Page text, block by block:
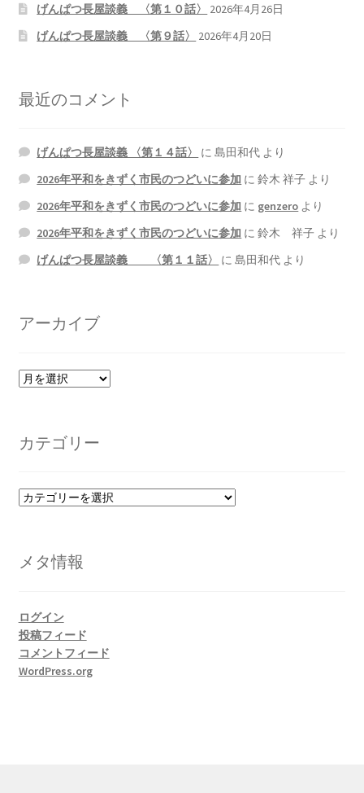
げんぱつ長屋談義 〈第１０話〉
2026年4月26日
げんぱつ長屋談義 〈第９話〉
2026年4月20日
最近のコメント
げんぱつ長屋談義 〈第１４話〉 に島田和代 より
2026年平和をきずく市民のつどいに参加 に鈴木 祥子 より
2026年平和をきずく市民のつどいに参加 に genzero より
2026年平和をきずく市民のつどいに参加 に鈴木 祥子 より
げんぱつ長屋談義 〈第１１話〉
に島田和代 より
アーカイブ
ア
ブ
カテゴリー
カ
ー
メタ情報
ログイン
投稿フィード
コメントフィード
WordPress.org